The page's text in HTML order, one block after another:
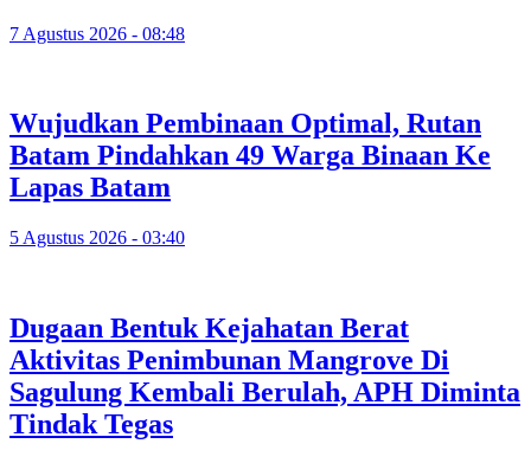
7 Agustus 2026 - 08:48
Wujudkan Pembinaan Optimal, Rutan
Batam Pindahkan 49 Warga Binaan Ke
Lapas Batam
5 Agustus 2026 - 03:40
Dugaan Bentuk Kejahatan Berat
Aktivitas Penimbunan Mangrove Di
Sagulung Kembali Berulah, APH Diminta
Tindak Tegas